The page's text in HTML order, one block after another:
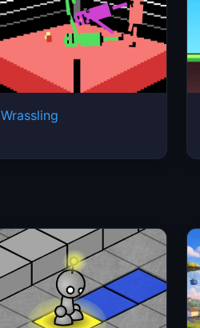
Wrassling